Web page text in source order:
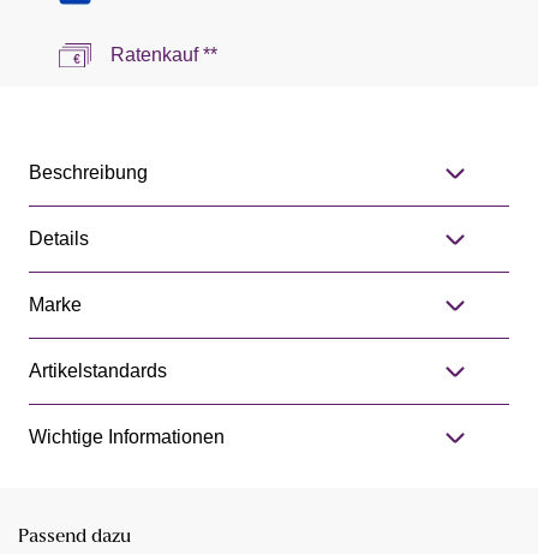
Ratenkauf **
Beschreibung
Details
Marke
Artikelstandards
Wichtige Informationen
Passend dazu